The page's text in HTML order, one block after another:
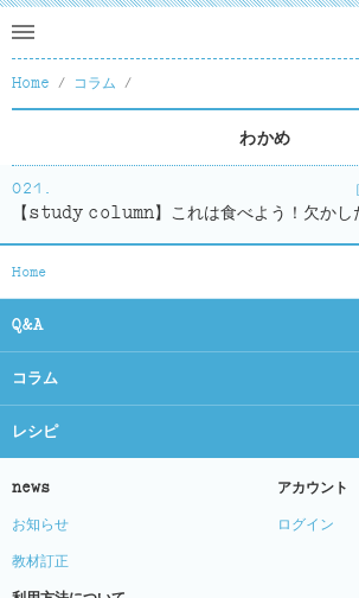
Home コラム
わかめ
021.
【study column】これは食べよう！欠かし
Home
Q&A
コラム
レシピ
news
お知らせ
教材訂正
アカウント
ログイン